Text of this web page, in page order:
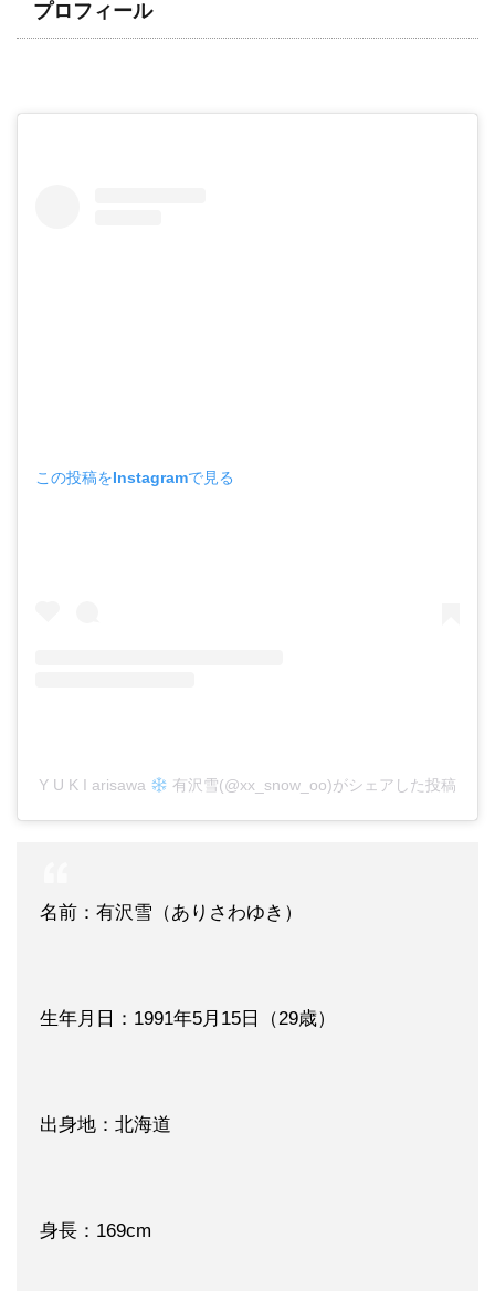
プロフィール
この投稿をInstagramで見る
Y U K I arisawa 有沢雪(@xx_snow_oo)がシェアした投稿
名前：有沢雪（ありさわゆき）
生年月日：1991年5月15日（29歳）
出身地：北海道
身長：169cm